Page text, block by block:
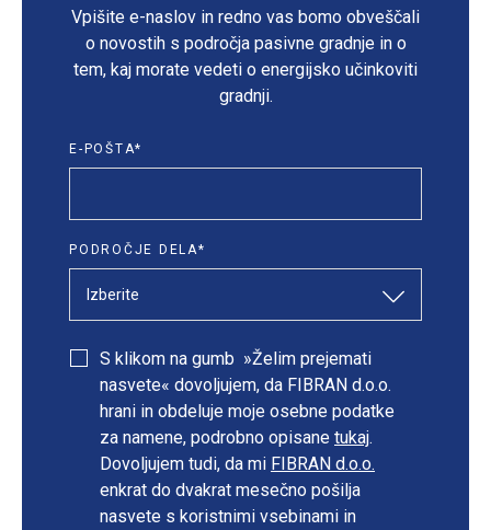
Vpišite e-naslov in redno vas bomo obveščali
o novostih s področja pasivne gradnje in o
tem, kaj morate vedeti o energijsko učinkoviti
gradnji.
E-POŠTA*
PODROČJE DELA*
S klikom na gumb »Želim prejemati
nasvete« dovoljujem, da FIBRAN d.o.o.
hrani in obdeluje moje osebne podatke
za namene, podrobno opisane tukaj.
Dovoljujem tudi, da mi FIBRAN d.o.o.
enkrat do dvakrat mesečno pošilja
nasvete s koristnimi vsebinami in